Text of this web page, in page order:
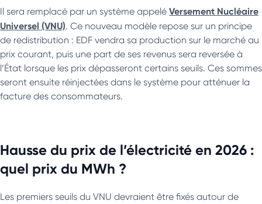
Il sera remplacé par un système appelé Versement Nucléaire
Universel (VNU). Ce nouveau modèle repose sur un principe
de redistribution : EDF vendra sa production sur le marché au
prix courant, puis une part de ses revenus sera reversée à
l’État lorsque les prix dépasseront certains seuils. Ces sommes
seront ensuite réinjectées dans le système pour atténuer la
facture des consommateurs.
Hausse du prix de l’électricité en 2026 :
quel prix du MWh ?
Les premiers seuils du VNU devraient être fixés autour de